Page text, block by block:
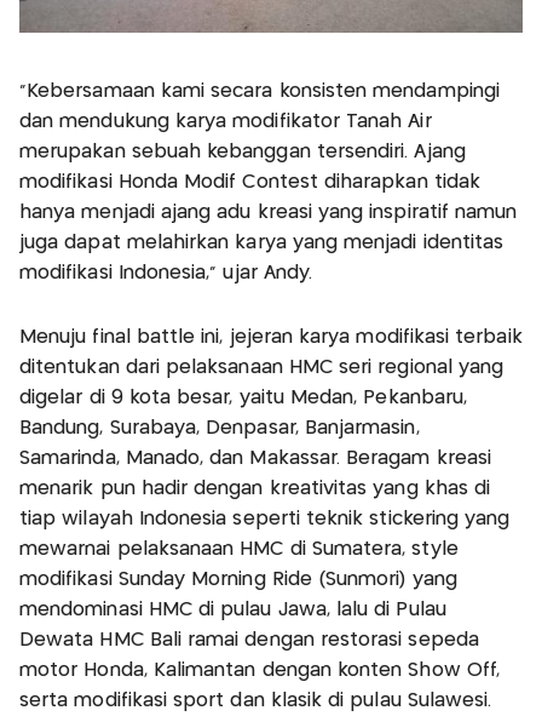
“Kebersamaan kami secara konsisten mendampingi
dan mendukung karya modifikator Tanah Air
merupakan sebuah kebanggan tersendiri. Ajang
modifikasi Honda Modif Contest diharapkan tidak
hanya menjadi ajang adu kreasi yang inspiratif namun
juga dapat melahirkan karya yang menjadi identitas
modifikasi Indonesia,” ujar Andy.
Menuju final battle ini, jejeran karya modifikasi terbaik
ditentukan dari pelaksanaan HMC seri regional yang
digelar di 9 kota besar, yaitu Medan, Pekanbaru,
Bandung, Surabaya, Denpasar, Banjarmasin,
Samarinda, Manado, dan Makassar. Beragam kreasi
menarik pun hadir dengan kreativitas yang khas di
tiap wilayah Indonesia seperti teknik stickering yang
mewarnai pelaksanaan HMC di Sumatera, style
modifikasi Sunday Morning Ride (Sunmori) yang
mendominasi HMC di pulau Jawa, lalu di Pulau
Dewata HMC Bali ramai dengan restorasi sepeda
motor Honda, Kalimantan dengan konten Show Off,
serta modifikasi sport dan klasik di pulau Sulawesi.